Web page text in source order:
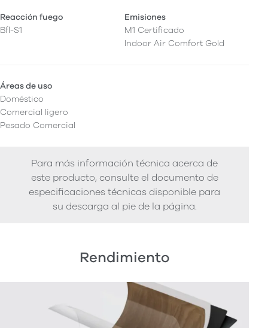
Reacción fuego
Bfl-S1
Emisiones
M1 Certificado
Indoor Air Comfort Gold
Áreas de uso
Doméstico
Comercial ligero
Pesado Comercial
Para más información técnica acerca de
este producto, consulte el documento de
especificaciones técnicas disponible para
su descarga al pie de la página.
Rendimiento